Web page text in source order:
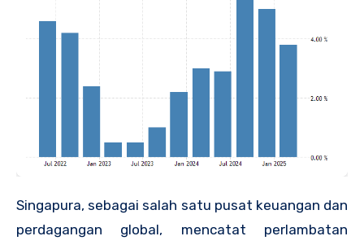
Singapura, sebagai salah satu pusat keuangan dan
perdagangan global, mencatat perlambatan